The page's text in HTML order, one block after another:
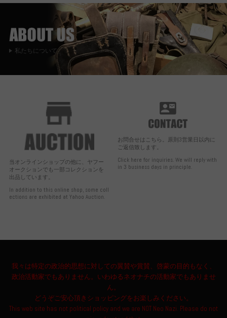
私たちについて
当オンラインショップの他に、ヤフー
オークションでも一部コレクションを
出品しています。
In addition to this online shop, some coll
ections are exhibited at Yahoo Auction.
お問合せはこちら。原則3営業日以内に
ご返信致します。
Click here for inquiries. We will reply with
in 3 business days in principle.
我々は特定の政治的思想に対しての翼賛や賞賛、啓蒙の目的もなく、
政治活動家でもありません。いわゆるネオナチの活動家でもありませ
ん。
どうぞご安心頂きショッピングをお楽しみください。
This web site has not political policy and we are NOT Neo Nazi. Please do not